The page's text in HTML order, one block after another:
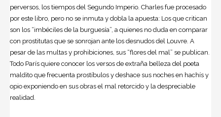
perversos, los tiempos del Segundo Imperio. Charles fue procesado
por este libro, pero no se inmuta y dobla la apuesta: Los que critican
son los “imbéciles de la burguesía”, a quienes no duda en comparar
con prostitutas que se sonrojan ante los desnudos del Louvre. A
pesar de las multas y prohibiciones, sus “flores del mal” se publican.
Todo París quiere conocer los versos de extraña belleza del poeta
maldito que frecuenta prostíbulos y deshace sus noches en hachís y
opio exponiendo en sus obras el mal retorcido y la despreciable
realidad.